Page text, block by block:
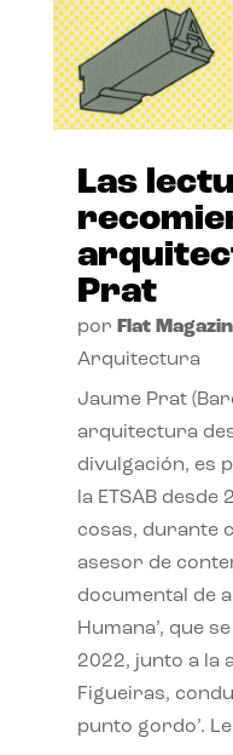
Las
Prat
por Flat
Arquitectura
Jaume Prat
arquitectura
divulgación, es
la ETSAB
cosas, durante
asesor de
documental de
Humana’, que
2022, junto a la
Figueiras,
punto gordo’.